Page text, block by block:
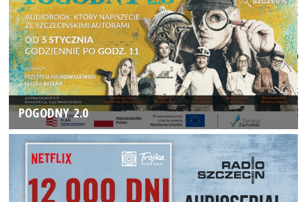
POGODNY 2.0